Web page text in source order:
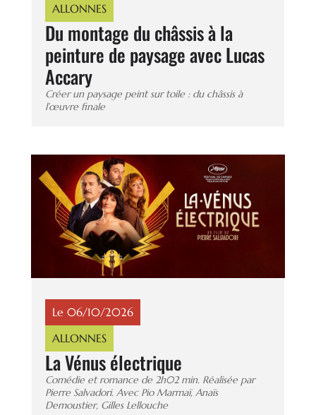
ALLONNES
Du montage du châssis à la
peinture de paysage avec Lucas
Accary
Créer un paysage peint sur toile : du châssis à
l’œuvre finale
Le 06/10/2026
ALLONNES
La Vénus électrique
Comédie et romance de 2h02 min. Réalisée par
Pierre Salvadori. Avec Pio Marmaï, Anaïs
Demoustier, Gilles Lellouche